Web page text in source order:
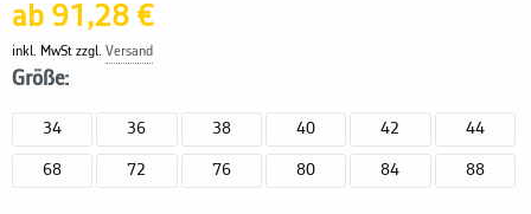
ab 91,28 €
inkl. MwSt zzgl. Versand
Größe:
34 36 38 40 42 44
68 72 76 80 84 88